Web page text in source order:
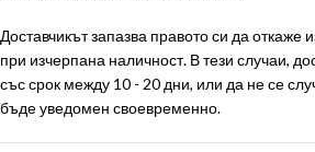
Доставчикът запазва правото си да откаже
при изчерпана наличност. В тези случаи,
със срок между 10 - 20 дни, или да не се
бъде уведомен своевременно.